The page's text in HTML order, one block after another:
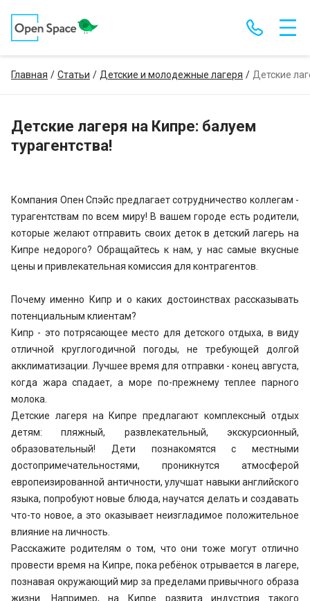
Главная Статьи Детские и молодежные лагеря Детские
Детские лагеря на Кипре: балуем
турагентства!
Компания Опен Спэйс предлагает сотрудничество коллегам -
турагентствам по всем миру! В вашем городе есть родители,
которые желают отправить своих деток в детский лагерь на
Кипре недорого? Обращайтесь к нам, у нас самые вкусные
цены и привлекательная комиссия для контрагентов.
Почему именно Кипр и о каких достоинствах рассказывать
потенциальным клиентам?
Кипр - это потрясающее место для детского отдыха, в виду
отличной круглогодичной погоды, не требующей долгой
акклиматизации. Лучшее время для отправки - конец августа,
когда жара спадает, а море по-прежнему теплее парного
молока.
Детские лагеря на Кипре предлагают комплексный отдых
детям: пляжный, развлекательный, экскурсионный,
образовательный! Дети познакомятся с местными
достопримечательностями, проникнутся атмосферой
европеизированной античности, улучшат навыки английского
языка, попробуют новые блюда, научатся делать и создавать
что-то новое, а это оказывает неизгладимое положительное
влияние на личность.
Расскажите родителям о том, что они тоже могут отлично
провести время на Кипре, пока ребёнок отрывается в лагере,
познавая окружающий мир за пределами привычного образа
жизни. Например, на Кипре развита индустрия такого